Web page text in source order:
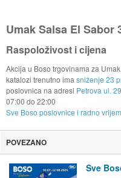
Umak Salsa El Sabor
Raspoloživost i cijena
Akcija u Boso trgovinama za
katalozi trenutno ima sniženje 23
poslovnica na adresi Petrova ul. 29
07:00 do 22:00
Sve Boso poslovnice i radno
POVEZANO
Sve